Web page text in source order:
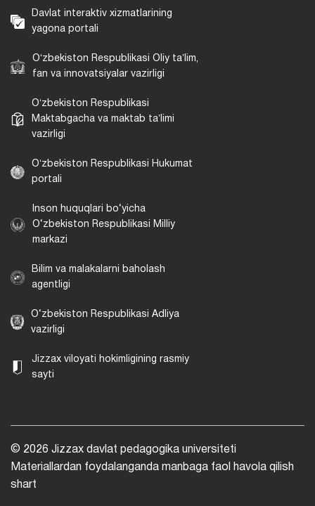
Davlat interaktiv xizmatlarining
yagona portali
Oʻzbekiston Respublikasi Oliy taʼlim,
fan va innovatsiyalar vazirligi
Oʻzbekiston Respublikasi
Maktabgacha va maktab taʼlimi
vazirligi
Oʻzbekiston Respublikasi Hukumat
portali
Inson huquqlari bo‘yicha
O‘zbekiston Respublikasi Milliy
markazi
Bilim va malakalarni baholash
agentligi
O‘zbekiston Respublikasi Adliya
vazirligi
Jizzax viloyati hokimligining rasmiy
sayti
© 2026 Jizzax davlat pedagogika universiteti
Materiallardan foydalanganda manbaga faol havola qilish
shart